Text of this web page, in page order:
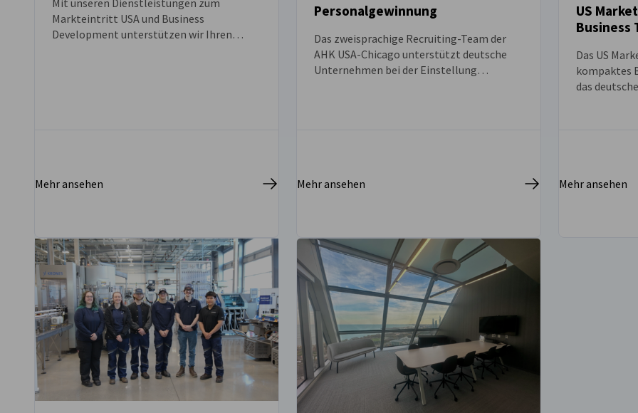
Mehr ansehen
sowohl als
etablierte
Expansion in
Mehr ansehen
Personalentwicklung in den USA
Die AHK USA-Chicago unterstützt
amerikanische und deutsche Unternehmen
in den USA sowie internationale Firmen bei
der Einführung und Organisation dualer
Ausbildungsprogramme in den USA.
Konferenz- &
Veranstaltungsräume
Ihr perfekter Meetingraum wartet –
Buchen Sie einen unserer fünf
Konferenzräume!